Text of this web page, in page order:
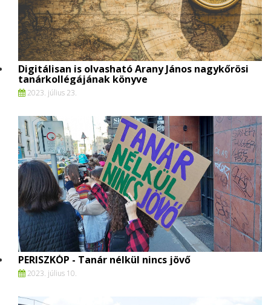
Digitálisan is olvasható Arany János nagykőrösi
tanárkollégájának könyve
2023. július 23.
PERISZKÓP - Tanár nélkül nincs jövő
2023. július 10.